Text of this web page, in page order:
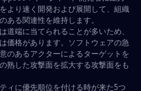
より速く開発および展開して、組織
ある関連性を維持します。
道端に当てられることが多いため、
価格があります。ソフトウェアの急
のあるアクターによるターゲットを
熟した攻撃面を拡大する攻撃面をも
ィに優先順位を付ける時が来た5つ